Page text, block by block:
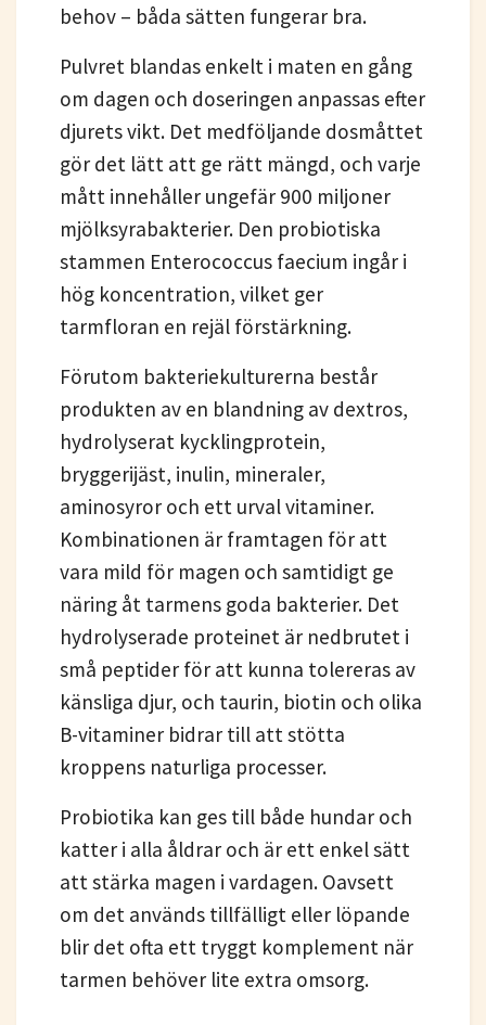
behov – båda sätten fungerar bra.
Pulvret blandas enkelt i maten en gång
om dagen och doseringen anpassas efter
djurets vikt. Det medföljande dosmåttet
gör det lätt att ge rätt mängd, och varje
mått innehåller ungefär 900 miljoner
mjölksyrabakterier. Den probiotiska
stammen Enterococcus faecium ingår i
hög koncentration, vilket ger
tarmfloran en rejäl förstärkning.
Förutom bakteriekulturerna består
produkten av en blandning av dextros,
hydrolyserat kycklingprotein,
bryggerijäst, inulin, mineraler,
aminosyror och ett urval vitaminer.
Kombinationen är framtagen för att
vara mild för magen och samtidigt ge
näring åt tarmens goda bakterier. Det
hydrolyserade proteinet är nedbrutet i
små peptider för att kunna tolereras av
känsliga djur, och taurin, biotin och olika
B-vitaminer bidrar till att stötta
kroppens naturliga processer.
Probiotika kan ges till både hundar och
katter i alla åldrar och är ett enkel sätt
att stärka magen i vardagen. Oavsett
om det används tillfälligt eller löpande
blir det ofta ett tryggt komplement när
tarmen behöver lite extra omsorg.